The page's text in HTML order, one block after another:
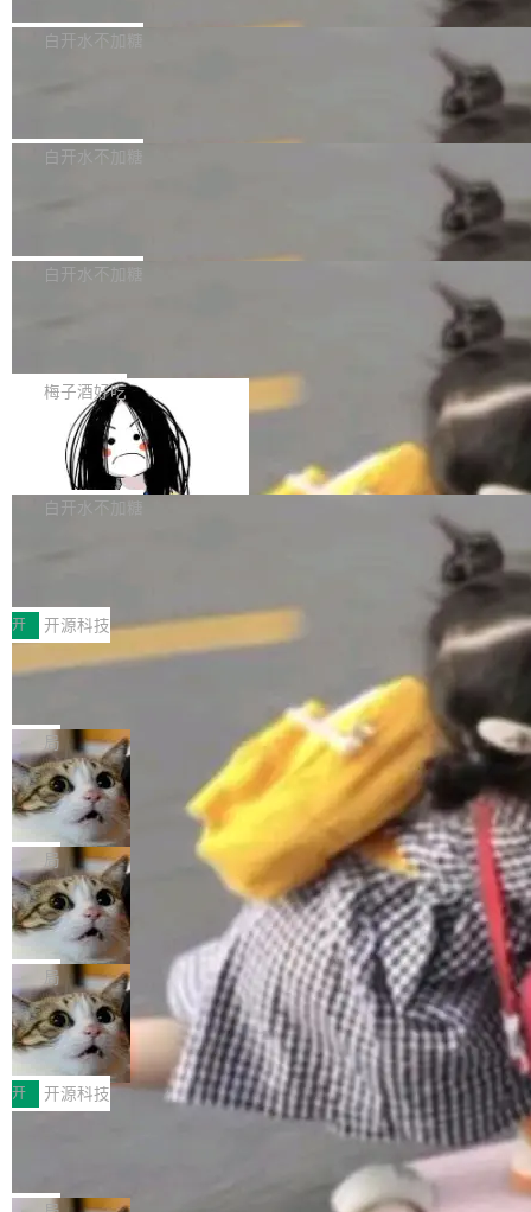
不得生成涉及安全性的关键变更，除非作者本身
36个月。 公告显示，本次宇树科技战略配售对
员工参与设立的专项资产管理计划。其中，Dee
获配9...
Bug fixes and enhancements 修复多次传递同
一个回归问题，该问题导致拉取镜像时会拒绝包
题，该问题可能导致在旧版 Linux 内核...
白开水不加糖
e 孵化器项目管理委员会（IPMC）投票中获得
P）！这一里程碑不仅标志着 Fluss 迈入新的发
白开水不加糖
长期停止内容更新，未能实现其作为“AI版维基百
提交的编辑请求也长期处于待处理状态。 Groki
pedia 于去年底上线，定位为由人工智能生成内
容的百科平台，被马斯克视为传统众包百科网站
维基百科的替代方案。Lawfare 调查发现，无论
热门页面还是低关注度页面，均未出现近期更
白开水不加糖
是这样的：配 MessageSource 的 Bean、写 R
eloadableResourceBundleMessageSource、
声明 LocaleResolver、注册 LocaleChangeInt
erceptor…五六步之后才能看到第一行翻译文
本。 Solon 换了个方式。整个 i18n 模块围绕三
梅子酒好吃
Apache Doris 4.1 全面增强 Iceberg：
支持 UPDATE、MERGE INTO 与 Iceb
erg V3
Apache Doris 4.1 要补齐的，正是缺失的那一
半。在已有查询能力的基础上，Doris 进一步支
常维护操作，并完整支持 Iceberg V3 格式。
白开水不加糖
村国家自主创新示范区会议中心开幕。本届大会
由中关村智联软件服务业质量创新联盟主办，以
“智构可信·质创未来——AI原生时代的质量新范
式”为主题，直面AI从实验室走向规模化产业落地
的核心质量命题。会上，《2026智能研发生产力
工具选型手册》发布，Testin云测的Testin XAge
nt智能测试系统入选AI测试领域代表产品。对CI
O而言，这提示了一个转变：AI测试正在从效率
工具升级为企业的质量基础设施。 CIO面对的新
现实 过去两年，CIO们的焦虑清单上多了两项：
一是如何让大模型和智能体应用安全地从PoC走
向生产，二是如何让测试团队跟得上AI应用...
开 开源科技
让非法状态不可表示：一篇关于 ADT
有一种东西，一旦用过就回不去了。Alex Fedos
eev 管它叫"软件设计的基石"。 他说的东西不新
鲜——代数数据类型（ADT），尤其是和类型
（sum type）。但他说清楚了一件事：这不是类
型系统的学术体操，是日常编码的思维方式。 文
章从一个简单的例子切入。一个网站的深色主题
设置，如果用布尔值 + 可空字段来表示——bool
ean 表示是否可切换，nullable 的默认模式、浅
色方案、深色方案——会产生大量无意义的组
合。方案缺了、配置冲突了、全 null 了。要知道
哪些组合有效，作者说，你得靠"文档、校验、或
者部落知识"。 换个写法。Rust 的 enum，两个
变体：Switchable...
局
Cloudflare 开源内部企业 AI 平台 Clou
dflare OS
Cloudflare 发布了一个开源项目 Cloudflare O
S。如果你只看官方博客，你会觉得这是又一
个"AI 知识库 + 聊天机器人"——每个大厂都在
做，没什么新鲜的。 但 Kenton Varda 在 Twitte
r 上把事情说清楚了： 今天我们发布了 Cloudfla
re OS，一个带连接器的聊天机器人，跟其他所
有科技公司做的一样。只不过，实际上它不一
样。这是 Sandstorm.io 的重制版，我十年前的
那个创业公司。不同的是，这次它构建在 Cloudf
lare Workers 上——我花了九年时间搭建的平台
——并且深度集成了 AI。这基本上是我十年秘密
局
Deno 团队开源 Celld，可自托管的分
布式 Durable Objects
Ryan Dahl 领导的 Deno 团队推出了最新开源项
目 Celld，一个能在自己机器上运行 Cloudflare
Workers 和 Durable Objects 的守护进程。 设
计思路很直接：每个对象是一个独立的 SQLite
数据库，按名称寻址，复制到你自己的 S3 兼容
存储库里。节点之间只通过这个存储库协调——
没有控制平面，没有共识协议。每个对象自带一
个小型数据库，应用天然按分片构建，单个数据
库的竞争和爆炸半径问题在设计层面就被消除
了。 闲置的 cell 会休眠到几乎不占资源。当 cel
局
鲁大师7月新机性能/流畅/AI榜：vivo夺
性能、流畅双第一，三星Galaxy Z系列
新折叠缺席
2026年7月的手机市场，由于存储等硬件成本暴
增，手机厂商的日子也不好过啊，新机速度明显
放缓，因此硝烟味淡了许多。新机参数规格除开
Fold8 / Z Flip8）外，其余要么是中低端机器，
例如iQOO Z11i、REDMI Note 17、REDMI No
开 开源科技
Zed 编辑器团队发布了新项目——DeltaDB，一
个在 git commit 之间记录每一次编辑操作的版